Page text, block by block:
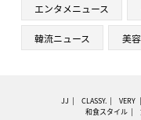
エンタメニュース
韓流ニュース 美容
JJ CLASSY. VERY
和食スタイル